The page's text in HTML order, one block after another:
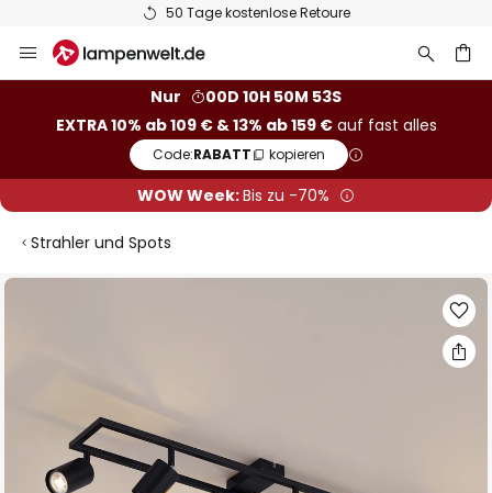
50 Tage kostenlose Retoure
Inhalt
Nur
00D 10H 50M 52S
EXTRA 10% ab 109 € & 13% ab 159 €auf fast alles
Code:RABATT kopieren
WOW Week:Bis zu -70%
Strahler und Spots
Zum